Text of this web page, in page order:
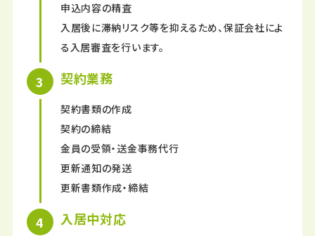
申込内容の精査
入居後に滞納リスク等を抑えるため、保証会社によ
る入居審査を行います。
契約業務
契約書類の作成
契約の締結
金員の受領・送金事務代行
更新通知の発送
更新書類作成・締結
入居中対応